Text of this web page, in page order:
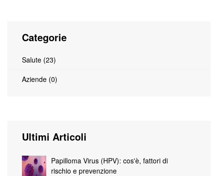
Categorie
Salute (23)
Aziende (0)
Ultimi Articoli
Papilloma Virus (HPV): cos'è, fattori di
rischio e prevenzione